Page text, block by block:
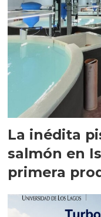
La inédita
salmón en
primera